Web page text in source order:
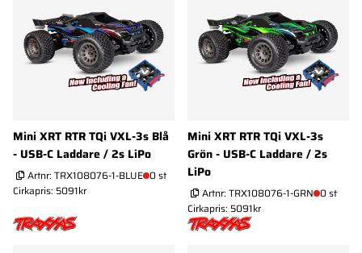
Mini XRT RTR TQi VXL-3s Blå
- USB-C Laddare / 2s LiPo
Artnr: TRX108076-1-BLUE 0 st
Cirkapris: 5091kr
Mini XRT RTR TQi VXL-3s
Grön - USB-C Laddare / 2s
LiPo
Artnr: TRX108076-1-GRN 0 st
Cirkapris: 5091kr